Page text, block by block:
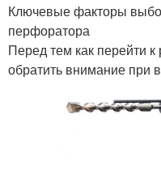
Ключевые факторы
перфоратора
Перед тем как перейти
обратить внимание при